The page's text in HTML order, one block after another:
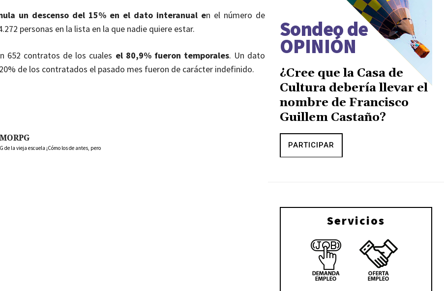
un descenso del 15% en el dato interanual en el número de
personas en la lista en la que nadie quiere estar.
652 contratos de los cuales el 80,9% fueron temporales. Un dato
de los contratados el pasado mes fueron de carácter indefinido.
de la vieja escuela ¡Cómo los de antes, pero
Sondeo de
OPINIÓN
¿Cree que la Casa de
Cultura debería llevar el
nombre de Francisco
Guillem Castaño?
PARTICIPAR
Servicios